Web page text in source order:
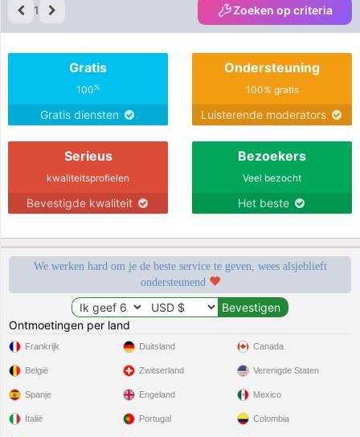
1 Zoeken op criteria
Gratis
100%
Gratis diensten
Ondersteuning
100% gratis
Luisterende moderators
Serieus
kwaliteitsprofielen
Bevestigde kwaliteit
Bezoekers
Veel bezocht
Het beste
We werken hard om je de beste service te geven, wees alsjeblieft
ondersteunend
Ontmoetingen per land
Frankrijk
België
Spanje
Italië
Duitsland
Zwitserland
Engeland
Portugal
Canada
Verenigde Staten
Mexico
Colombia